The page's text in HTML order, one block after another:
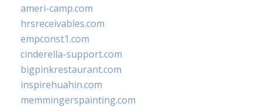
ameri-camp.com
hrsreceivables.com
empconst1.com
cinderella-support.com
bigpinkrestaurant.com
inspirehuahin.com
memmingerspainting.com